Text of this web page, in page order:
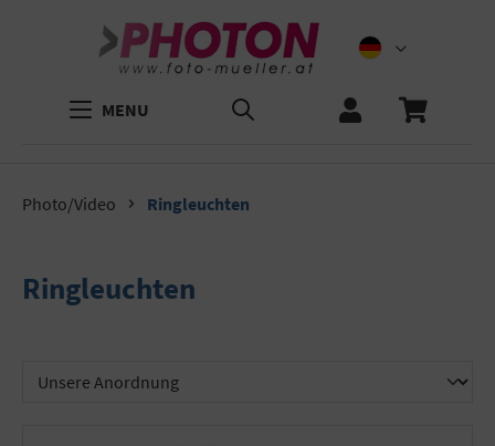
MENU
Photo/Video Ringleuchten
Ringleuchten